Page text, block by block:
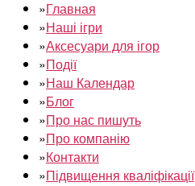
»Главная
»Наші ігри
»Аксесуари для ігор
»Події
»Наш Календар
»Блог
»Про нас пишуть
»Про компанію
»Контакти
»Підвищення кваліфікації